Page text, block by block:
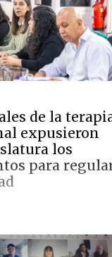
de la
expusieron
los
para